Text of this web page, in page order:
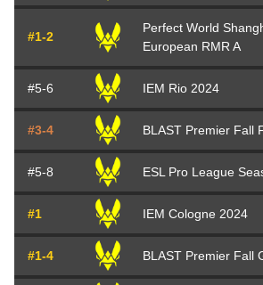
#1-2
Perfect World
European RMR A
#5-6 IEM Rio 2024
#3-4 BLAST Premier Fall
#5-8 ESL Pro League
#1 IEM Cologne 2024
#1-4 BLAST Premier Fall